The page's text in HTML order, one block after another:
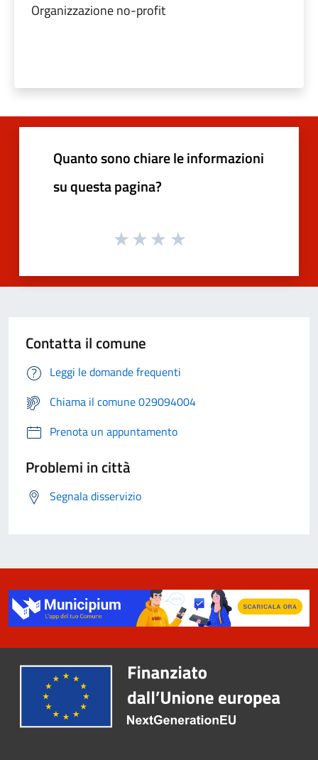
Organizzazione no-profit
Quanto sono chiare le informazioni
su questa pagina?
Contatta il comune
Leggi le domande frequenti
Chiama il comune 029094004
Prenota un appuntamento
Problemi in città
Segnala disservizio